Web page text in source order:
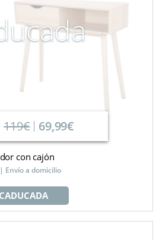
119€ 69,99€
con cajón
Envío a domicilio
CADUCADA